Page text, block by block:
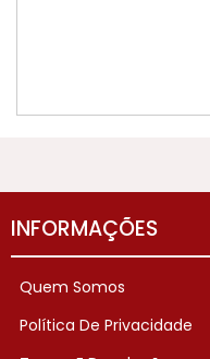
INFORMAÇÕES
Quem Somos
Política De Privacidade